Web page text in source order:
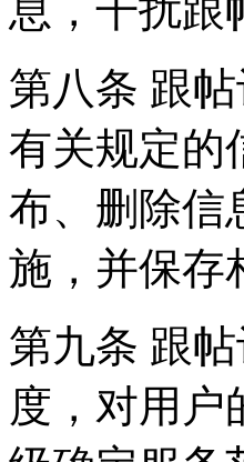
息，干扰跟
第八条 跟
有关规定的
布、删除信
施，并保存
第九条 跟
度，对用户